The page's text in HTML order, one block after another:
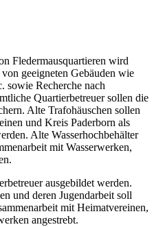
Fledermausquartieren wird
geeigneten Gebäuden wie
sowie Recherche nach
Quartierbetreuer sollen die
Alte Trafohäuschen sollen
und Kreis Paderborn als
Alte Wasserhochbehälter
mit Wasserwerken,
ausgebildet werden.
und deren Jugendarbeit soll
mit Heimatvereinen,
angestrebt.